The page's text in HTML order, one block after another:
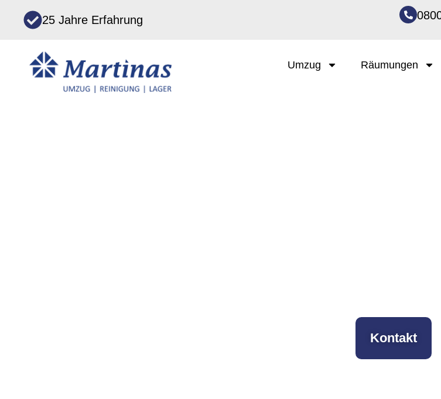
25 Jahre Erfahrung
Umzug Räumungen
Kontakt